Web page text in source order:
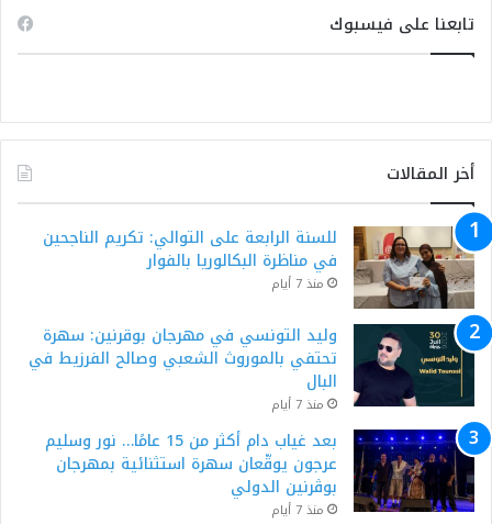
تابعنا على فيسبوك
أخر المقالات
للسنة الرابعة على التوالي: تكريم الناجحين
في مناظرة البكالوريا بالفوار
منذ 7 أيام
وليد التونسي في مهرجان بوقرنين: سهرة
تحتفي بالموروث الشعبي وصالح الفرزيط في
البال
منذ 7 أيام
بعد غياب دام أكثر من 15 عامًا… نور وسليم
عرجون يوقّعان سهرة استثنائية بمهرجان
بوڨرنين الدولي
منذ 7 أيام